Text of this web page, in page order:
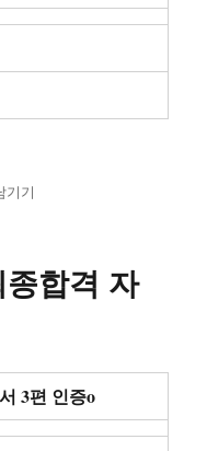
기기
합격 자
3편 인증o